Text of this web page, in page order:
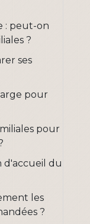
: peut-on
?
ses
pour
pour
d'accueil du
les
?